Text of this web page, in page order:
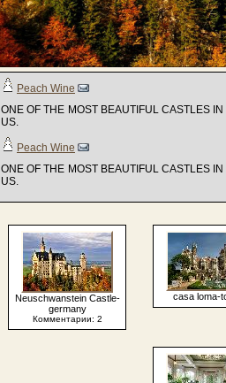
Peach Wine
ONE OF THE MOST BEAUTIFUL CASTLES
US.
Peach Wine
ONE OF THE MOST BEAUTIFUL CASTLES
US.
Neuschwanstein Castle-
germany
Комментарии: 2
casa loma-